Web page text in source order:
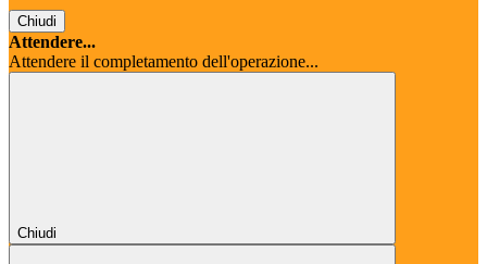
Chiudi
Attendere...
Attendere il completamento dell'operazione...
Chiudi